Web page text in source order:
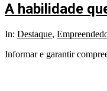
A habilidade
In: Destaque,
Informar e garantir